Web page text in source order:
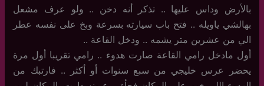
بالأرض وداس عليها .. تذكر أنه دخن .. ولو عرف مشعل
بهالشي ياويله .. فتح باب سيارته بسرعة وبخ على نفسه عطر
الي من عشرين متر يشمه .. ودخل القاعة ..
أول مادخل رامي القاعة صارت هدوء .. رامي تقريبا أول مرة
يحضر عرس خليجي من سبع سنوات أو أكثر .. فارتبك من